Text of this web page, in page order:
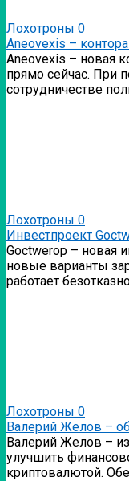
Лохотроны 0
Аneovexis –
Аneovexis – новая
прямо сейчас. При
сотрудничестве
Лохотроны 0
Инвестпроект
Goctwerop – новая
новые варианты
работает
Лохотроны 0
Валерий Желов –
Валерий Желов –
улучшить
криптовалютой.